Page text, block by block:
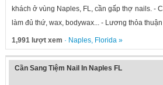
khách ở vùng Naples, FL, cần gấp thợ nails. -
làm đủ thứ, wax, bodywax... - Lương thỏa thuận
1,991 lượt xem · Naples, Florida»
Cần Sang Tiệm Nail In Naples FL